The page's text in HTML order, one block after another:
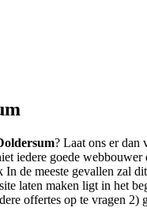
? Laat ons er dan
iedere goede
de meeste gevallen zal
laten maken ligt in het
offertes op te vragen